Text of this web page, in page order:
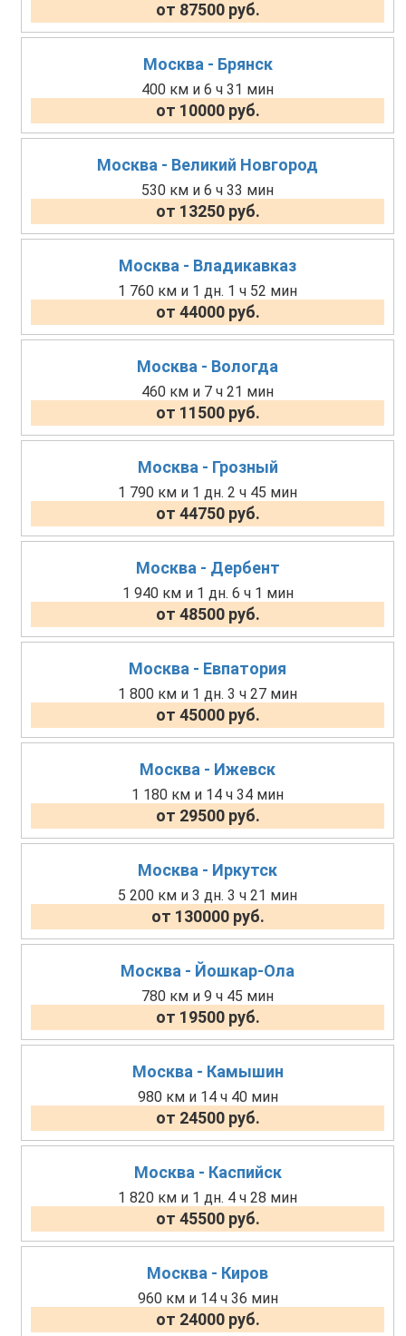
от 87500 руб.
Москва - Брянск
400 км и 6 ч 31 мин
от 10000 руб.
Москва - Великий Новгород
530 км и 6 ч 33 мин
от 13250 руб.
Москва - Владикавказ
1 760 км и 1 дн. 1 ч 52 мин
от 44000 руб.
Москва - Вологда
460 км и 7 ч 21 мин
от 11500 руб.
Москва - Грозный
1 790 км и 1 дн. 2 ч 45 мин
от 44750 руб.
Москва - Дербент
1 940 км и 1 дн. 6 ч 1 мин
от 48500 руб.
Москва - Евпатория
1 800 км и 1 дн. 3 ч 27 мин
от 45000 руб.
Москва - Ижевск
1 180 км и 14 ч 34 мин
от 29500 руб.
Москва - Иркутск
5 200 км и 3 дн. 3 ч 21 мин
от 130000 руб.
Москва - Йошкар-Ола
780 км и 9 ч 45 мин
от 19500 руб.
Москва - Камышин
980 км и 14 ч 40 мин
от 24500 руб.
Москва - Каспийск
1 820 км и 1 дн. 4 ч 28 мин
от 45500 руб.
Москва - Киров
960 км и 14 ч 36 мин
от 24000 руб.